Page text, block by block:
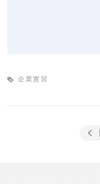
企業實習